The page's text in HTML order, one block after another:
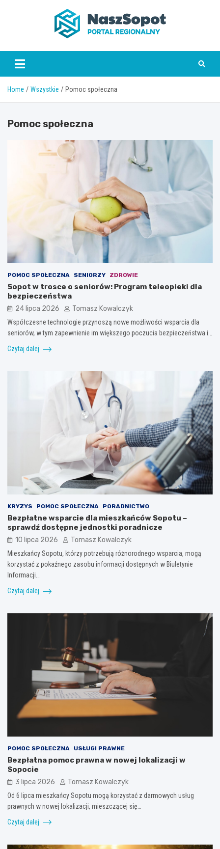
www.naszsopot.pl
Home Wszystkie Pomoc społeczna
Pomoc społeczna
POMOC SPOŁECZNA SENIORZY ZDROWIE
Sopot w trosce o seniorów: Program teleopieki dla
bezpieczeństwa
24 lipca 2026 Tomasz Kowalczyk
Współczesne technologie przynoszą nowe możliwości wsparcia dla
seniorów, w tym zapewnienie im większego poczucia bezpieczeństwa i…
Czytaj dalej
KRYZYS POMOC SPOŁECZNA PORADNICTWO
Bezpłatne wsparcie dla mieszkańców Sopotu –
sprawdź dostępne jednostki poradnicze
10 lipca 2026 Tomasz Kowalczyk
Mieszkańcy Sopotu, którzy potrzebują różnorodnego wsparcia, mogą
korzystać z pokaźnego zasobu informacji dostępnych w Biuletynie
Informacji…
Czytaj dalej
POMOC SPOŁECZNA USŁUGI PRAWNE
Bezpłatna pomoc prawna w nowej lokalizacji w
Sopocie
3 lipca 2026 Tomasz Kowalczyk
Od 6 lipca mieszkańcy Sopotu mogą korzystać z darmowych usług
prawnych w nowej lokalizacji, mieszczącej się…
Czytaj dalej